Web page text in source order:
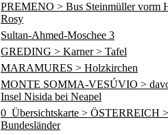
PREMENO > Bus Steinmüller vorm
Rosy
Sultan-Ahmed-Moschee 3
GREDING > Karner > Tafel
MARAMURES > Holzkirchen
MONTE SOMMA-VESÚVIO >
Insel Nisida bei Neapel
0_Übersichtskarte > ÖSTERREICH >
Bundesländer